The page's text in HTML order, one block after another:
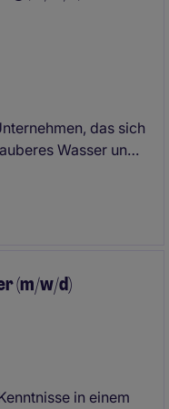
das sich
Wasser und
schafft es
(m/w/d)
in einem